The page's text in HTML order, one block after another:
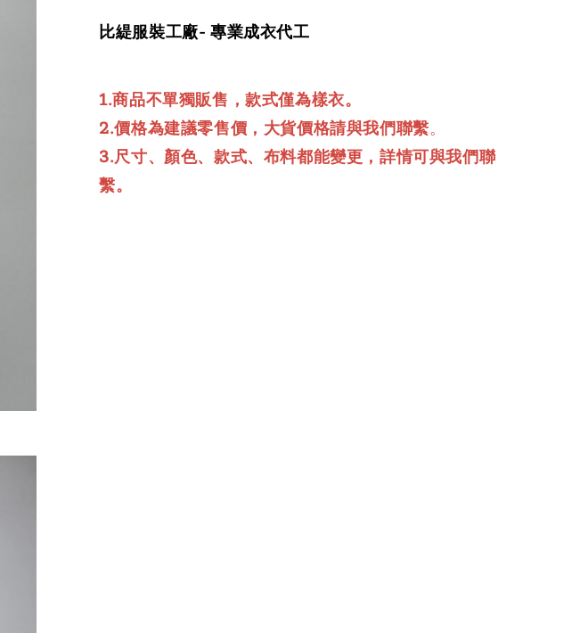
比緹服裝工廠- 專業成衣代工
1.商品不單獨販售，款式僅為樣衣。
2.價格為建議零售價，大貨價格請與我們聯繫。
3.尺寸、顏色、款式、布料都能變更，詳情可與我們聯
繫。